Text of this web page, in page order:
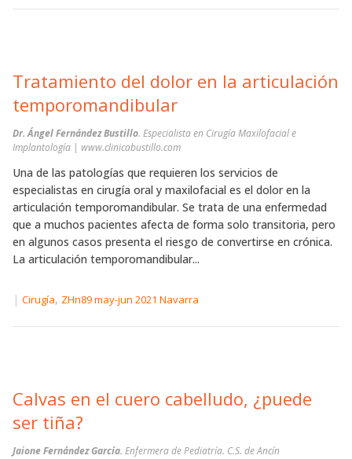
Tratamiento del dolor en la articulación
temporomandibular
Dr. Ángel Fernández Bustillo. Especialista en Cirugía Maxilofacial e
Implantología | www.clinicabustillo.com
Una de las patologías que requieren los servicios de
especialistas en cirugía oral y maxilofacial es el dolor en la
articulación temporomandibular. Se trata de una enfermedad
que a muchos pacientes afecta de forma solo transitoria, pero
en algunos casos presenta el riesgo de convertirse en crónica.
La articulación temporomandibular...
| Cirugía, ZHn89 may-jun 2021 Navarra
Calvas en el cuero cabelludo, ¿puede
ser tiña?
Jaione Fernández García. Enfermera de Pediatría. C.S. de Ancín